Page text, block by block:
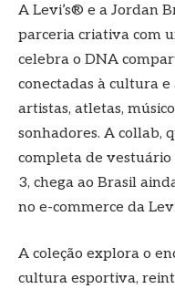
A Levi’s® e a Jordan
parceria criativa com
celebra o DNA
conectadas à cultura
artistas, atletas,
sonhadores. A collab,
completa de
3, chega ao Brasil
no e-commerce da
A coleção explora o
cultura esportiva,